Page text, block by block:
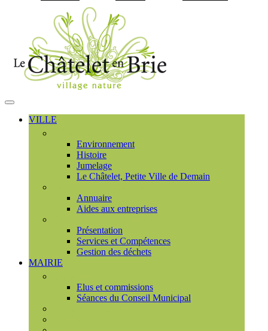
MENU
PRINCIPAL
VILLE
Environnement
Histoire
Jumelage
Le Châtelet, Petite Ville de Demain
Annuaire
Aides aux entreprises
Présentation
Services et Compétences
Gestion des déchets
MAIRIE
Elus et commissions
Séances du Conseil Municipal